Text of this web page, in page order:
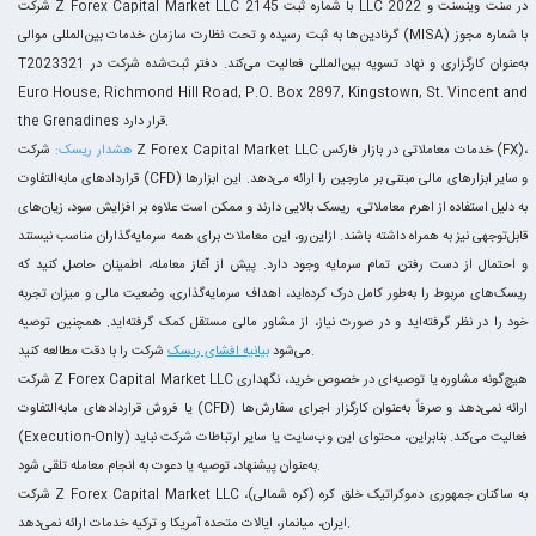
شرکت Z Forex Capital Market LLC با شماره ثبت 2145 LLC 2022 در سنت وینسنت و
گرنادین‌ها به ثبت رسیده و تحت نظارت سازمان خدمات بین‌المللی موالی (MISA) با شماره مجوز
T2023321 به‌عنوان کارگزاری و نهاد تسویه بین‌المللی فعالیت می‌کند. دفتر ثبت‌شده شرکت در
Euro House, Richmond Hill Road, P.O. Box 2897, Kingstown, St. Vincent and
the Grenadines قرار دارد.
هشدار ریسک: شرکت Z Forex Capital Market LLC خدمات معاملاتی در بازار فارکس (FX)،
قراردادهای مابه‌التفاوت (CFD) و سایر ابزارهای مالی مبتنی بر مارجین را ارائه می‌دهد. این ابزارها
به دلیل استفاده از اهرم معاملاتی، ریسک بالایی دارند و ممکن است علاوه بر افزایش سود، زیان‌های
قابل‌توجهی نیز به همراه داشته باشند. ازاین‌رو، این معاملات برای همه سرمایه‌گذاران مناسب نیستند
و احتمال از دست رفتن تمام سرمایه وجود دارد. پیش از آغاز معامله، اطمینان حاصل کنید که
ریسک‌های مربوط را به‌طور کامل درک کرده‌اید، اهداف سرمایه‌گذاری، وضعیت مالی و میزان تجربه
خود را در نظر گرفته‌اید و در صورت نیاز، از مشاور مالی مستقل کمک گرفته‌اید. همچنین توصیه
می‌شودبیانیه افشای ریسک
شرکت را با دقت مطالعه کنید.
شرکت Z Forex Capital Market LLC هیچ‌گونه مشاوره یا توصیه‌ای در خصوص خرید، نگهداری
یا فروش قراردادهای مابه‌التفاوت (CFD) ارائه نمی‌دهد و صرفاً به‌عنوان کارگزار اجرای سفارش‌ها
(Execution-Only) فعالیت می‌کند. بنابراین، محتوای این وب‌سایت یا سایر ارتباطات شرکت نباید
به‌عنوان پیشنهاد، توصیه یا دعوت به انجام معامله تلقی شود.
شرکت Z Forex Capital Market LLC به ساکنان جمهوری دموکراتیک خلق کره (کره شمالی)،
ایران، میانمار، ایالات متحده آمریکا و ترکیه خدمات ارائه نمی‌دهد.